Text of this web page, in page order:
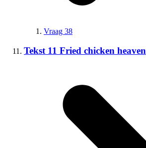
Vraag 38
Tekst 11 Fried chicken heaven